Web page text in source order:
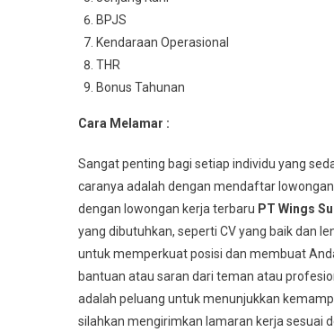
BPJS
Kendaraan Operasional
THR
Bonus Tahunan
Cara Melamar :
Sangat penting bagi setiap individu yang
caranya adalah dengan mendaftar
dengan lowongan kerja terbaru PT Wings
yang dibutuhkan, seperti CV yang baik dan
untuk memperkuat posisi dan membuat
bantuan atau saran dari teman atau
adalah peluang untuk menunjukkan
silahkan mengirimkan lamaran kerja sesuai